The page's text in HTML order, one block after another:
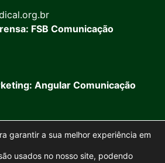
FSB Comunicação
Angular Comunicação
garantir a sua melhor experiência em
usados no nosso site, podendo